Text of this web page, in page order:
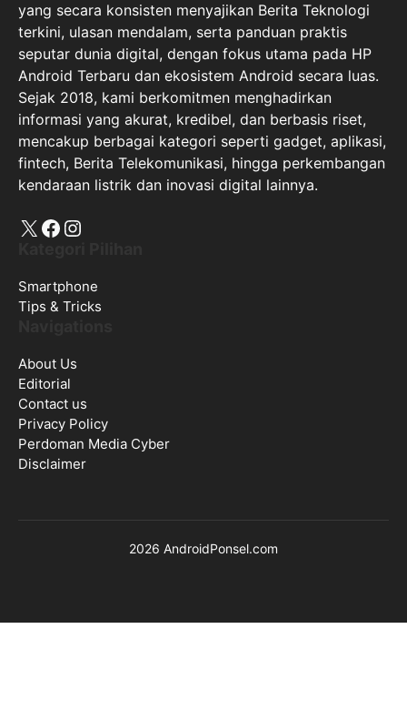
yang secara konsisten menyajikan Berita Teknologi
terkini, ulasan mendalam, serta panduan praktis
seputar dunia digital, dengan fokus utama pada HP
Android Terbaru dan ekosistem Android secara luas.
Sejak 2018, kami berkomitmen menghadirkan
informasi yang akurat, kredibel, dan berbasis riset,
mencakup berbagai kategori seperti gadget, aplikasi,
fintech, Berita Telekomunikasi, hingga perkembangan
kendaraan listrik dan inovasi digital lainnya.
X Facebook
Instagram
Smartphone
Tips & Tricks
About Us
Editorial
Contact us
Privacy Policy
Perdoman Media Cyber
Disclaimer
2026 AndroidPonsel.com